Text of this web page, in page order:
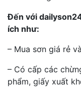
Đến với
ích như:
– Mua sơn giá rẻ
– Có cấp các
phẩm, giấy xuất